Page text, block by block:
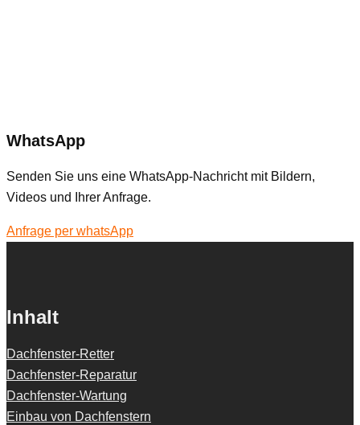
WhatsApp
Senden Sie uns eine WhatsApp-Nachricht mit Bildern,
Videos und Ihrer Anfrage.
Anfrage per whatsApp
Inhalt
Dachfenster-Retter
Dachfenster-Reparatur
Dachfenster-Wartung
Einbau von Dachfenstern